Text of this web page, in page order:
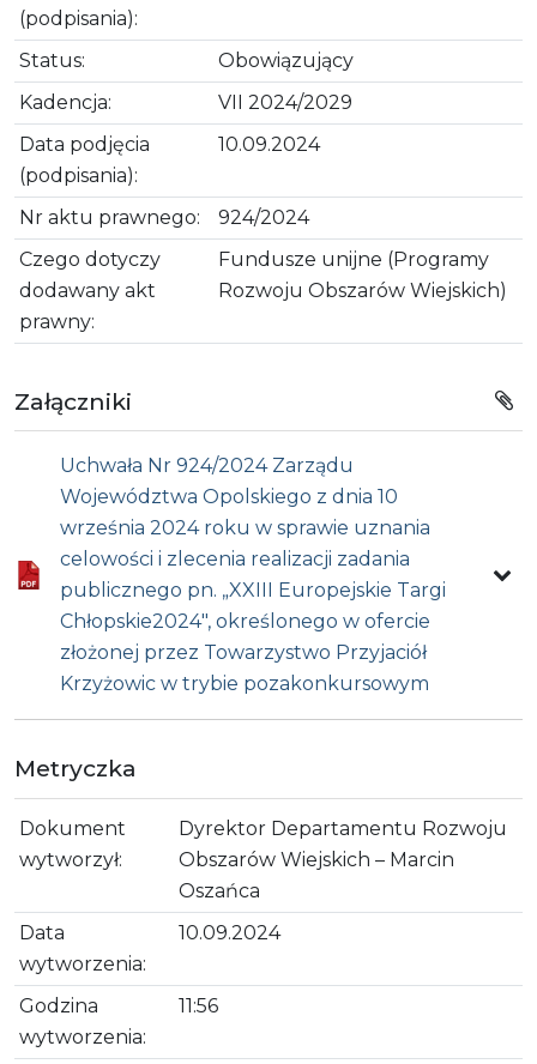
(podpisania):
Status:
Obowiązujący
Kadencja:
VII 2024/2029
Data podjęcia
(podpisania):
10.09.2024
Nr aktu prawnego:
924/2024
Czego dotyczy
dodawany akt
prawny:
Fundusze unijne (Programy
Rozwoju Obszarów Wiejskich)
Załączniki
Uchwała Nr 924/2024 Zarządu
Województwa Opolskiego z dnia 10
września 2024 roku w sprawie uznania
celowości i zlecenia realizacji zadania
publicznego pn. „XXIII Europejskie Targi
Chłopskie2024", określonego w ofercie
złożonej przez Towarzystwo Przyjaciół
Krzyżowic w trybie pozakonkursowym
Metryczka
Dokument
wytworzył:
Dyrektor Departamentu Rozwoju
Obszarów Wiejskich – Marcin
Oszańca
Data
wytworzenia:
10.09.2024
Godzina
wytworzenia:
11:56